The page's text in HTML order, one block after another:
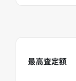
最高査定額